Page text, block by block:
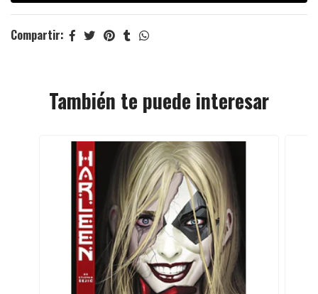
Compartir:
También te puede interesar